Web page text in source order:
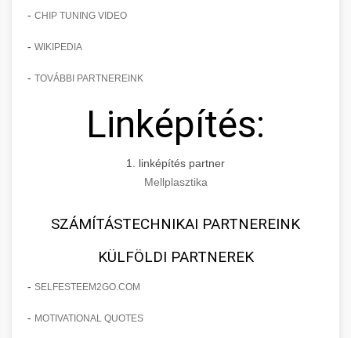
- CHIP TUNING VIDEO
- WIKIPEDIA
- TOVÁBBI PARTNEREINK
Linképítés:
1. linképítés partner
Mellplasztika
SZÁMÍTÁSTECHNIKAI PARTNEREINK
KÜLFÖLDI PARTNEREK
- SELFESTEEM2GO.COM
- MOTIVATIONAL QUOTES